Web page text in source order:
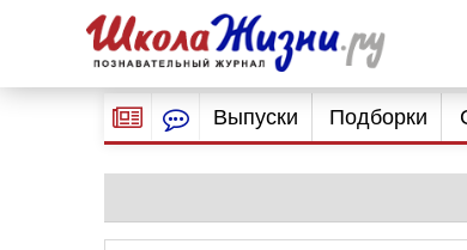
Выпуски Подборки